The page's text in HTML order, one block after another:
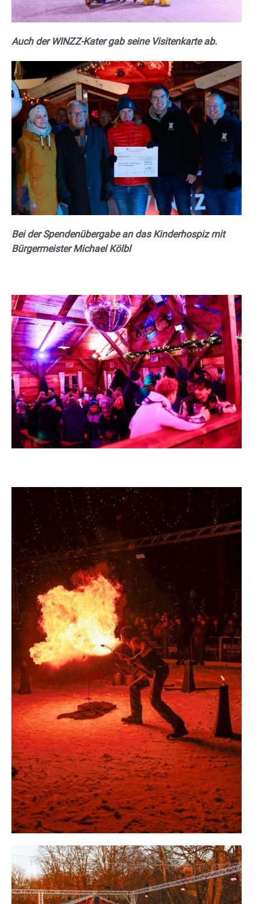
Auch der WINZZ-Kater gab seine Visitenkarte ab.
Bei der Spendenübergabe an das Kinderhospiz mit
Bürgermeister Michael Kölbl